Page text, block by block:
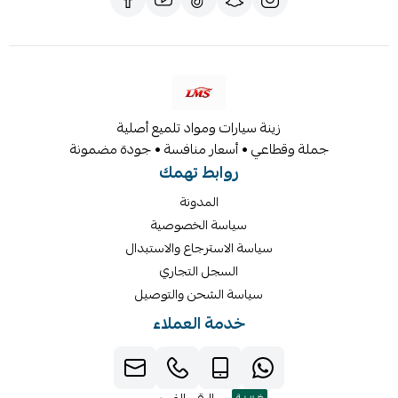
الأصلي. لا يعمل ملمع السيارة Koch Kimi فقط على تحسين مظهر
بمرور الوقت. من السهل تطبيق ملمع السيارة ويجف بسرعة ، مما
يجعله مثاليًا للاستخدام من قبل كل من المتخصصين في العناية
بالتفاصيل وعشاق السيارات في المنزل. فلماذا تستقر على سيارة
مملة وباهتة بينما يمكنك الحصول على صالة عرض مع تلميع
كوتش كيمي؟ امنح سيارتك الرعاية التي تستحقها مع هذا المنتج
زينة سيارات ومواد تلميع أصلية
جملة وقطاعي • أسعار منافسة • جودة مضمونة
روابط تهمك
المدونة
سياسة الخصوصية
سياسة الاسترجاع والاستبدال
السجل التجاري
سياسة الشحن والتوصيل
خدمة العملاء